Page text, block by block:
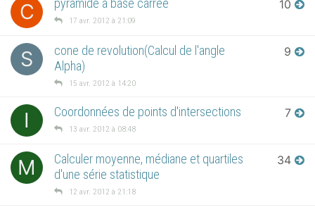
C pyramide à base carrée
17 avr. 2012 à 21:09
10
S
cone de revolution(Calcul de l'angle
Alpha)
15 avr. 2012 à 14:20
9
I Coordonnées de points d'intersections
13 avr. 2012 à 08:48
7
M
Calculer moyenne, médiane et quartiles
d'une série statistique
12 avr. 2012 à 21:18
34